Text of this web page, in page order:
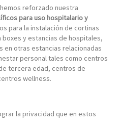
reforzado nuestra
para uso hospitalario y
para la instalación de cortinas
y estancias de hospitales,
en otras estancias relacionadas
personal tales como centros
tercera edad, centros de
wellness.
la privacidad que en estos